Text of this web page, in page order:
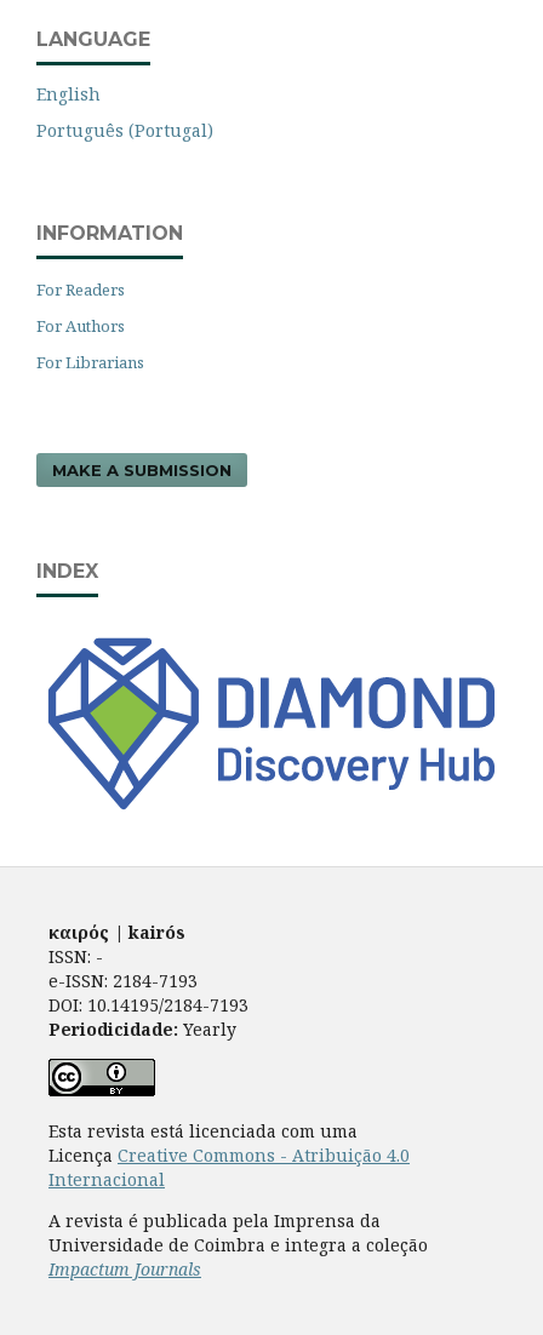
LANGUAGE
English
Português (Portugal)
INFORMATION
For Readers
For Authors
For Librarians
MAKE A SUBMISSION
INDEX
καιρός | kairós
ISSN: -
e-ISSN: 2184-7193
DOI: 10.14195/2184-7193
Periodicidade: Yearly
Esta revista está licenciada com uma
Licença Creative Commons - Atribuição 4.0
Internacional
A revista é publicada pela Imprensa da
Universidade de Coimbra e integra a coleção
Impactum Journals